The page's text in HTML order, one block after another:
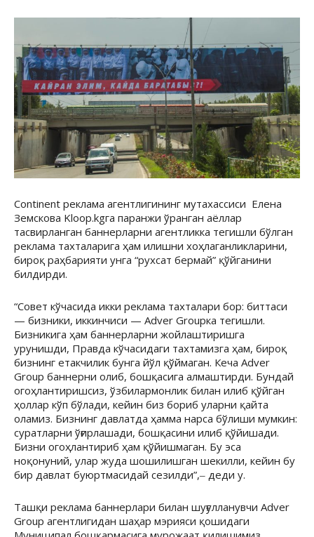
Continent реклама агентлигининг мутахассиси Елена
Земскова Kloop.kgга паранжи ўранган аёллар
тасвирланган баннерларни агентликка тегишли бўлган
реклама тахталарига ҳам илишни хоҳлаганликларини,
бироқ раҳбарияти унга “рухсат бермай” қўйганини
билдирди.
“Совет кўчасида икки реклама тахталари бор: биттаси
— бизники, иккинчиси — Аdver Groupка тегишли.
Бизникига ҳам баннерларни жойлаштиришга
урунишди, Правда кўчасидаги тахтамизга ҳам, бироқ
бизнинг етакчилик бунга йўл қўймаган. Кеча Adver
Group баннерни олиб, бошқасига алмаштирди. Бундай
огоҳлантиришсиз, ўзбилармонлик билан илиб қўйган
ҳоллар кўп бўлади, кейин биз бориб уларни қайта
оламиз. Бизнинг давлатда ҳамма нарса бўлиши мумкин:
суратларни ўғирлашади, бошқасини илиб қўйишади.
Бизни огоҳлантириб ҳам қўйишмаган. Бу эса
ноқонуний, улар жуда шошилишган шекилли, кейин бу
бир давлат буюртмасидай сезилди”,‒ деди у.
Ташқи реклама баннерлари билан шуғулланувчи Adver
Group агентлигидан шаҳар мэрияси қошидаги